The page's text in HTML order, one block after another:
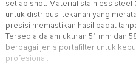
setiap shot. Material stainless
untuk distribusi tekanan yang
presisi memastikan hasil padat
Tersedia dalam ukuran 51 mm dan
berbagai jenis portafilter untuk
profesional.